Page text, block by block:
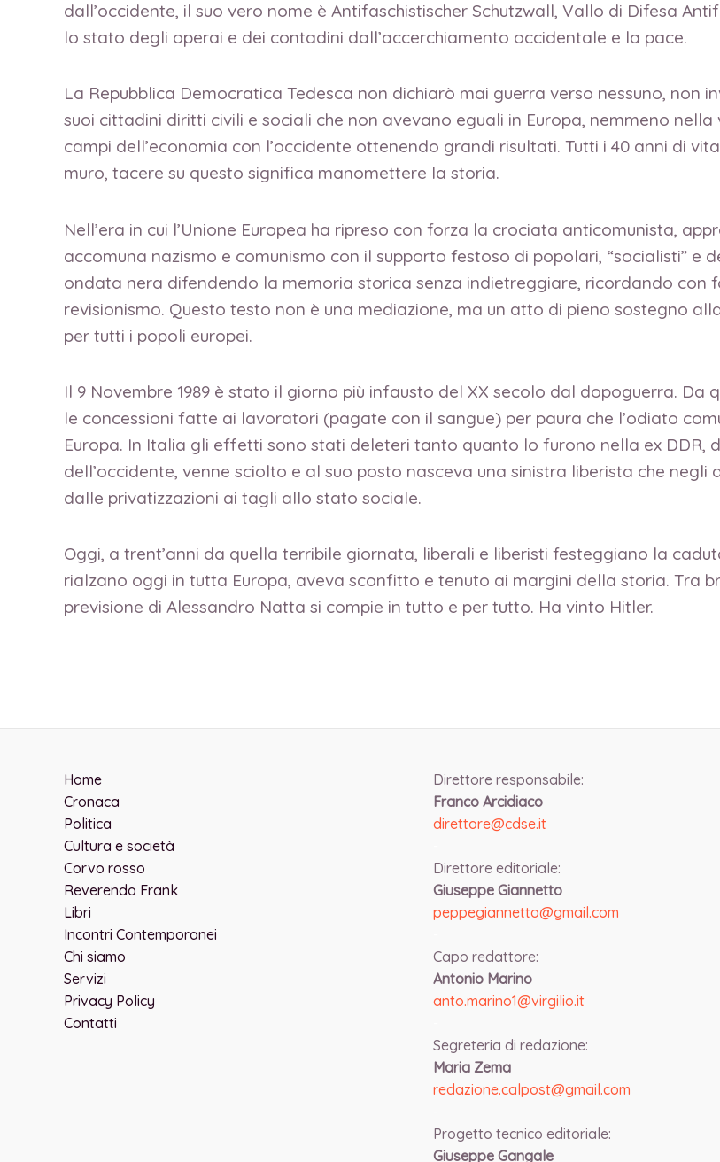
dall’occidente, il suo vero nome è Antifaschistischer Schutzwall, Vallo di Difesa
lo stato degli operai e dei contadini dall’accerchiamento occidentale e la pace.
La Repubblica Democratica Tedesca non dichiarò mai guerra verso nessuno, non
suoi cittadini diritti civili e sociali che non avevano eguali in Europa, nemmeno
campi dell’economia con l’occidente ottenendo grandi risultati. Tutti i 40 anni di
muro, tacere su questo significa manomettere la storia.
Nell’era in cui l’Unione Europea ha ripreso con forza la crociata anticomunista,
accomuna nazismo e comunismo con il supporto festoso di popolari, “socialisti” e
ondata nera difendendo la memoria storica senza indietreggiare, ricordando con
revisionismo. Questo testo non è una mediazione, ma un atto di pieno sostegno
per tutti i popoli europei.
Il 9 Novembre 1989 è stato il giorno più infausto del XX secolo dal dopoguerra.
le concessioni fatte ai lavoratori (pagate con il sangue) per paura che l’odiato
Europa. In Italia gli effetti sono stati deleteri tanto quanto lo furono nella ex DDR,
dell’occidente, venne sciolto e al suo posto nasceva una sinistra liberista che
dalle privatizzazioni ai tagli allo stato sociale.
Oggi, a trent’anni da quella terribile giornata, liberali e liberisti festeggiano la
rialzano oggi in tutta Europa, aveva sconfitto e tenuto ai margini della storia. Tra
previsione di Alessandro Natta si compie in tutto e per tutto. Ha vinto Hitler.
Home
Cronaca
Politica
Cultura e società
Corvo rosso
Reverendo Frank
Libri
Incontri Contemporanei
Chi siamo
Servizi
Privacy Policy
Contatti
Direttore responsabile:
Franco Arcidiaco
direttore@cdse.it
Direttore editoriale:
Giuseppe Giannetto
peppegiannetto@gmail.com
Capo redattore:
Antonio Marino
anto.marino1@virgilio.it
Segreteria di redazione:
Maria Zema
redazione.calpost@gmail.com
Progetto tecnico editoriale:
Giuseppe Gangale